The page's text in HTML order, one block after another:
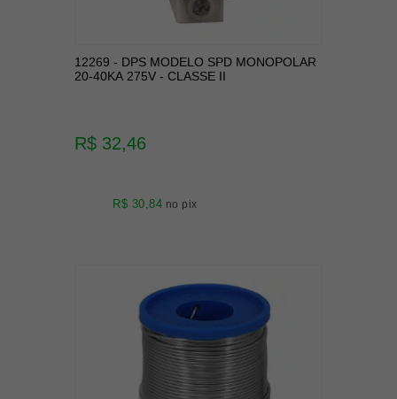
12269 - DPS MODELO SPD MONOPOLAR
20-40KA 275V - CLASSE II
R$ 32,46
R$ 30,84 no pix